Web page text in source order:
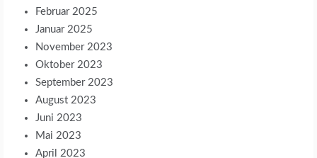
Februar 2025
Januar 2025
November 2023
Oktober 2023
September 2023
August 2023
Juni 2023
Mai 2023
April 2023